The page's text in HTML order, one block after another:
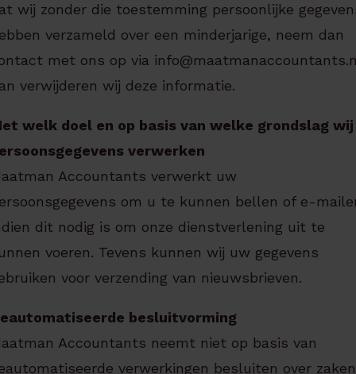
wij zonder die toestemming persoonlijke
verzameld over een minderjarige, neem dan
met ons op via
verwijderen wij deze informatie.
welk doel en op basis van welke grondslag wij
verwerken
Accountants verwerkt uw
om u te kunnen bellen of e-
dit nodig is om onze dienstverlening uit te
voeren. Tevens kunnen wij uw gegevens
voor verzending van nieuwsbrieven.
besluitvorming
Accountants neemt niet op basis van
verwerkingen besluiten over zaken